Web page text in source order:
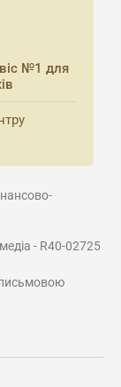
№1 для
- R40-02725